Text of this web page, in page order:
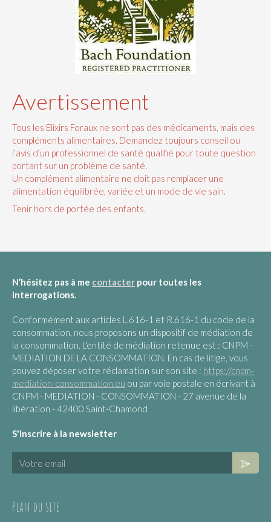
Avertissement
Tous les Elixirs Foraux ne sont pas des médicaments, mais des
compléments alimentaires. Demandez toujours conseil ou
l’avis d’un professionnel de santé qualifié pour toute question
portant sur un problème de santé.
Un complément alimentaire ne doit pas remplacer une
alimentation équilibrée, variée et un mode de vie sain.
Tenir hors de portée des enfants.
N’hésitez pas à me contacter pour toutes les
interrogations.
Conformément aux articles L.616-1 et R.616-1 du code de la
consommation, nous proposons un dispositif de médiation de
la consommation. L'entité de médiation retenue est : CNPM -
MEDIATION DE LA CONSOMMATION. En cas de litige, vous
pouvez déposer votre réclamation sur son site : https://cnpm-
mediation-consommation.eu ou par voie postale en écrivant à
CNPM - MEDIATION - CONSOMMATION - 27 avenue de la
libération - 42400 Saint-Chamond
S'inscrire à la newsletter
Votre email
Plan du site